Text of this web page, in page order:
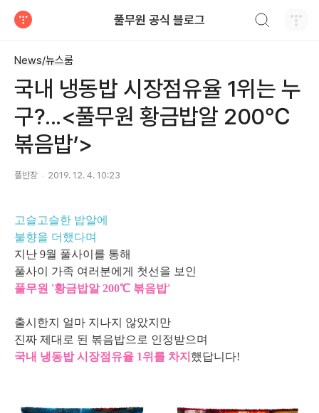
풀무원 공식 블로그
News/뉴스룸
국내 냉동밥 시장점유율 1위는 누
구?...<풀무원 황금밥알 200℃
볶음밥’>
풀반장 2019. 12. 4. 10:23
고슬고슬한 밥알에
불향을 더했다며
지난 9월 풀사이를 통해
풀사이 가족 여러분에게 첫선을 보인
풀무원 '황금밥알 200℃ 볶음밥'
출시한지 얼마 지나지 않았지만
진짜 제대로 된 볶음밥으로 인정받으며
국내 냉동밥 시장점유율 1위를 차지 했답니다!